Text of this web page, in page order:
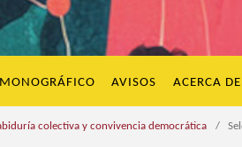
AVISOS ACERCA DE
colectiva y convivencia democrática /